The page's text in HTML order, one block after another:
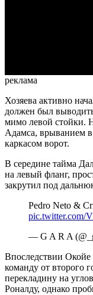
реклама
Хозяева активно
должен был
мимо левой стойки.
Адамса, врыванием
каркасом ворот.
В середине тайма
на левый фланг,
закрутил под
Pedro Neto &
pic.twitter.com/
— G A R A
Впоследствии
команду от второго
перекладину на
Роналду, однако